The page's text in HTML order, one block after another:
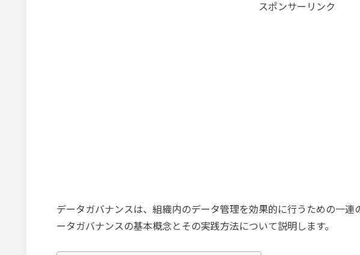
スポンサーリンク
データガバナンスは、組織内のデータ管理を効果的に行うための一
ータガバナンスの基本概念とその実践方法について説明します。